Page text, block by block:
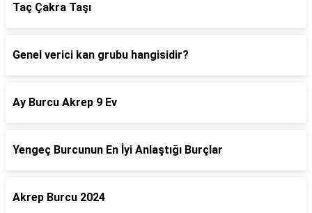
Taç Çakra Taşı
Genel verici kan grubu hangisidir?
Ay Burcu Akrep 9 Ev
Yengeç Burcunun En İyi Anlaştığı Burçlar
Akrep Burcu 2024